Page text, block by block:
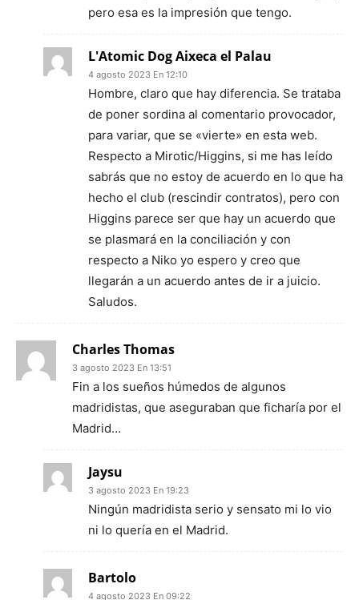
pero esa es la impresión que tengo.
L'Atomic Dog Aixeca el Palau
4 agosto 2023 En 12:10
Hombre, claro que hay diferencia. Se trataba
de poner sordina al comentario provocador,
para variar, que se «vierte» en esta web.
Respecto a Mirotic/Higgins, si me has leído
sabrás que no estoy de acuerdo en lo que ha
hecho el club (rescindir contratos), pero con
Higgins parece ser que hay un acuerdo que
se plasmará en la conciliación y con
respecto a Niko yo espero y creo que
llegarán a un acuerdo antes de ir a juicio.
Saludos.
Charles Thomas
3 agosto 2023 En 13:51
Fin a los sueños húmedos de algunos
madridistas, que aseguraban que ficharía por el
Madrid…
Jaysu
3 agosto 2023 En 19:23
Ningún madridista serio y sensato mi lo vio
ni lo quería en el Madrid.
Bartolo
4 agosto 2023 En 09:22